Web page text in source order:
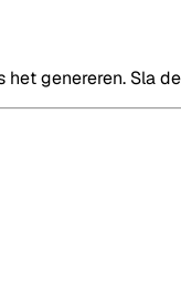
genereren. Sla